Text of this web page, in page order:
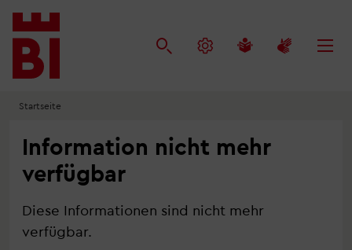
Inhalt
anspringen
Menü
anspringen
Suche
anspringen
Startseite
Information nicht mehr
verfügbar
Diese Informationen sind nicht mehr
verfügbar.